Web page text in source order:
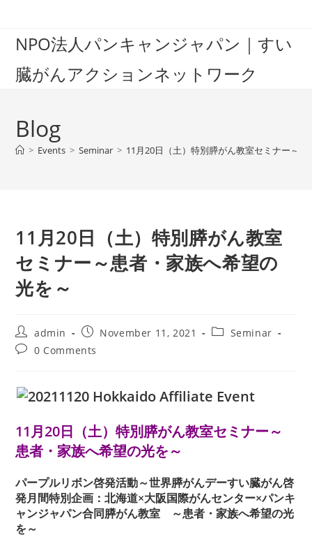
contentNPO法人パンキャンジャパン｜すい
臓がんアクションネットワーク
Blog
> Events > Seminar > 11月20日（土）特別膵がん教室セミナー～
11月20日（土）特別膵がん教室
セミナー～患者・家族へ希望の
光を～
Post
author:
admin
Post
published:
November 11, 2021
PostSeminar
Post0 Comments
11月20日（土）特別膵がん教室セミナー～
患者・家族へ希望の光を～
パープルリボン啓発活動～世界膵がんデーすい臓がん啓
発月間特別企画：北海道×大阪国際がんセンター×パンキ
ャンジャパン合同膵がん教室 ～患者・家族へ希望の光
を～